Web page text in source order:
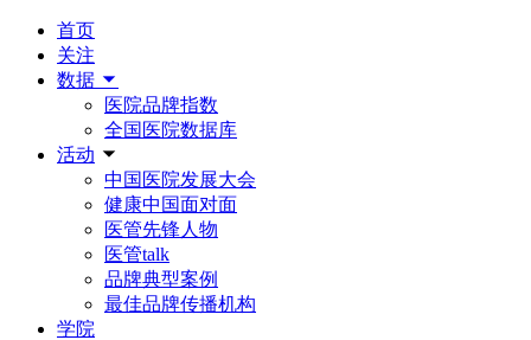
首页
关注
数据
医院品牌指数
全国医院数据库
活动
中国医院发展大会
健康中国面对面
医管先锋人物
医管talk
品牌典型案例
最佳品牌传播机构
学院